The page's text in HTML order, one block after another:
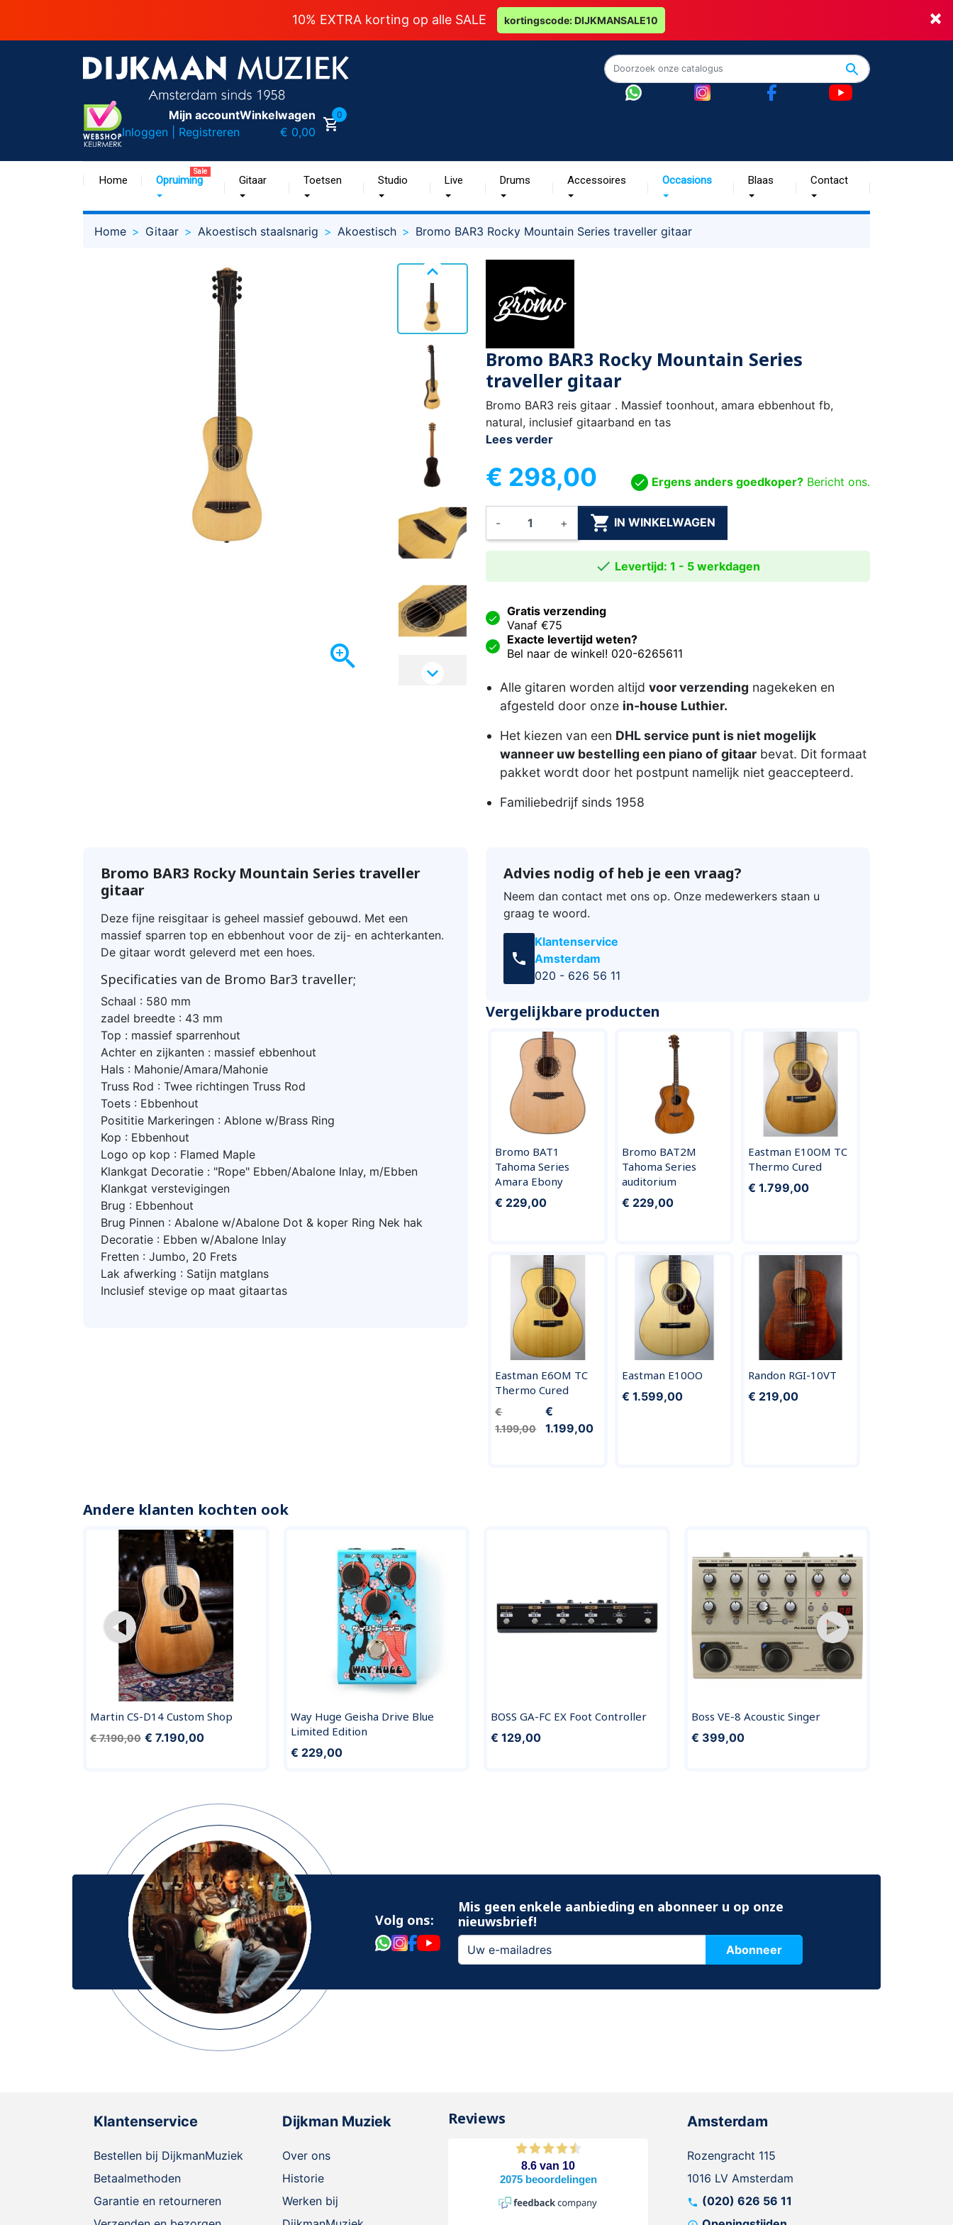
×
10% EXTRA korting op alle SALE kortingscode: DIJKMANSALE10
Mijn account
Inloggen | Registreren
Winkelwagen
€ 0,00
0
Home Opruiming
Sale
Gitaar Toetsen Studio Live Drums Accessoires Occasions Blaas Contact
Home Gitaar Akoestisch staalsnarig Akoestisch Bromo BAR3 Rocky Mountain Series traveller gitaar


Bromo BAR3 Rocky Mountain Series
traveller gitaar
Bromo BAR3 reis gitaar . Massief toonhout, amara ebbenhout fb,
natural, inclusief gitaarband en tas
Lees verder
€ 298,00 Ergens anders goedkoper? Bericht ons.
- +  IN WINKELWAGEN
 Levertijd: 1 - 5 werkdagen
Gratis verzending
Vanaf €75
Exacte levertijd weten?
Bel naar de winkel! 020-6265611
Alle gitaren worden altijd voor verzending nagekeken en
afgesteld door onze in-house Luthier.
Het kiezen van een DHL service punt is niet mogelijk
wanneer uw bestelling een piano of gitaarbevat. Dit formaat
pakket wordt door het postpunt namelijk niet geaccepteerd.
Familiebedrijf sinds 1958
Bromo BAR3 Rocky Mountain Series traveller
gitaar
Deze fijne reisgitaar is geheel massief gebouwd. Met een
massief sparren top en ebbenhout voor de zij- en achterkanten.
De gitaar wordt geleverd met een hoes.
Specificaties van de Bromo Bar3 traveller;
Schaal : 580 mm
zadel breedte : 43 mm
Top : massief sparrenhout
Achter en zijkanten : massief ebbenhout
Hals : Mahonie/Amara/Mahonie
Truss Rod : Twee richtingen Truss Rod
Toets : Ebbenhout
Posititie Markeringen : Ablone w/Brass Ring
Kop : Ebbenhout
Logo op kop : Flamed Maple
Klankgat Decoratie : "Rope" Ebben/Abalone Inlay, m/Ebben
Klankgat verstevigingen
Brug : Ebbenhout
Brug Pinnen : Abalone w/Abalone Dot & koper Ring Nek hak
Decoratie : Ebben w/Abalone Inlay
Fretten : Jumbo, 20 Frets
Lak afwerking : Satijn matglans
Inclusief stevige op maat gitaartas
Advies nodig of heb je een vraag?
Neem dan contact met ons op. Onze medewerkers staan u
graag te woord.
call
Klantenservice
Amsterdam
020 - 626 56 11
Vergelijkbare producten
Bromo BAT1
Tahoma Series
Amara Ebony
€ 229,00
Bromo BAT2M
Tahoma Series
auditorium
€ 229,00
Eastman E10OM TC
Thermo Cured
€ 1.799,00
Eastman E6OM TC
Thermo Cured
€
1.199,00
€
1.199,00
Eastman E10OO
€ 1.599,00
Randon RGI-10VT
€ 219,00
Andere klanten kochten ook
Martin CS-D14 Custom Shop
€ 7.190,00 € 7.190,00
Way Huge Geisha Drive Blue
Limited Edition
€ 229,00
BOSS GA-FC EX Foot Controller
€ 129,00
Boss VE-8 Acoustic Singer
€ 399,00
Volg ons:
Mis geen enkele aanbieding en abonneer u op onze
nieuwsbrief!
Abonneer
Klantenservice
Bestellen bij DijkmanMuziek
Betaalmethoden
Garantie en retourneren
Dijkman Muziek
Over ons
Historie
Werken bij
Reviews Amsterdam
Rozengracht 115
1016 LV Amsterdam
call (020) 626 56 11